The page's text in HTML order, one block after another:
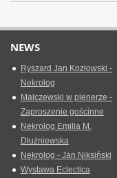
NEWS
Ryszard Jan Kozłowski -
Nekrolog
Malczewski w plenerze -
Zaproszenie gościnne
Nekrolog Emilia M.
Dłużniewska
Nekrolog - Jan Niksiński
Wystawa Eclectica